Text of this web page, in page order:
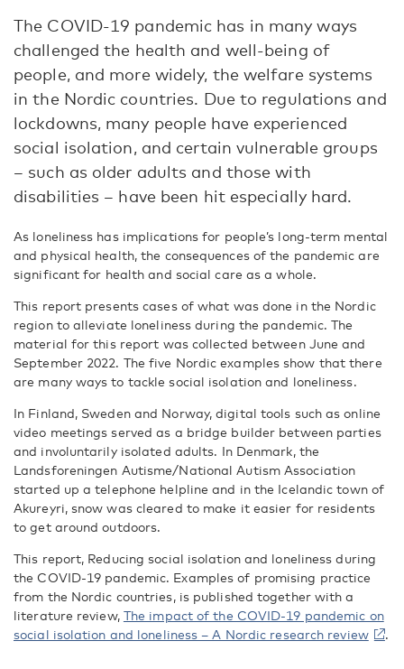
The COVID-19 pandemic has in many ways
challenged the health and well-being of
people, and more widely, the welfare systems
in the Nordic countries. Due to regulations and
lockdowns, many people have experienced
social isolation, and certain vulnerable groups
– such as older adults and those with
disabilities – have been hit especially hard.
As loneliness has implications for people’s long-term mental
and physical health, the consequences of the pandemic are
significant for health and social care as a whole.
This report presents cases of what was done in the Nordic
region to alleviate loneliness during the pandemic. The
material for this report was collected between June and
September 2022. The five Nordic examples show that there
are many ways to tackle social isolation and loneliness.
In Finland, Sweden and Norway, digital tools such as online
video meetings served as a bridge builder between parties
and involuntarily isolated adults. In Denmark, the
Landsforeningen Autisme/National Autism Association
started up a telephone helpline and in the Icelandic town of
Akureyri, snow was cleared to make it easier for residents
to get around outdoors.
This report, Reducing social isolation and loneliness during
the COVID-19 pandemic. Examples of promising practice
from the Nordic countries, is published together with a
literature review, The impact of the COVID-19 pandemic on
social isolation and loneliness – A Nordic research review
.